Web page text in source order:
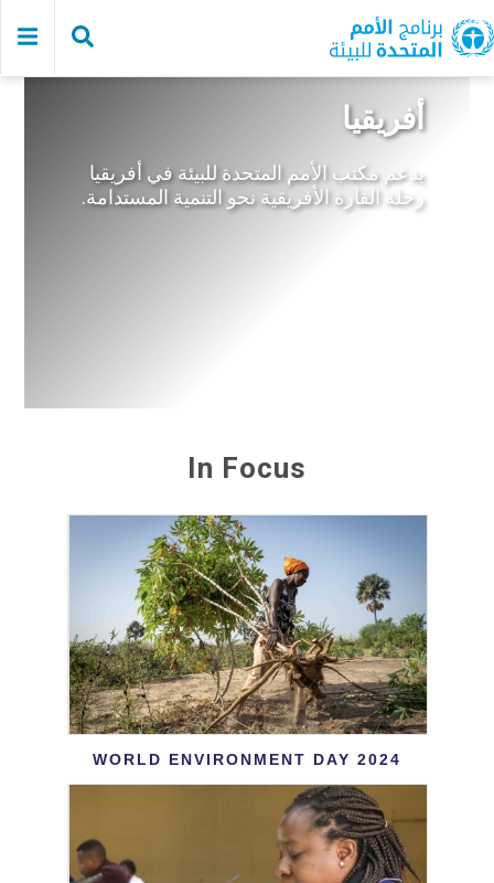
to
main
content
أفريقيا
يدعم مكتب الأمم المتحدة للبيئة في أفريقيا
رحلة القارة الأفريقية نحو التنمية المستدامة.
In Focus
WORLD ENVIRONMENT DAY 2024